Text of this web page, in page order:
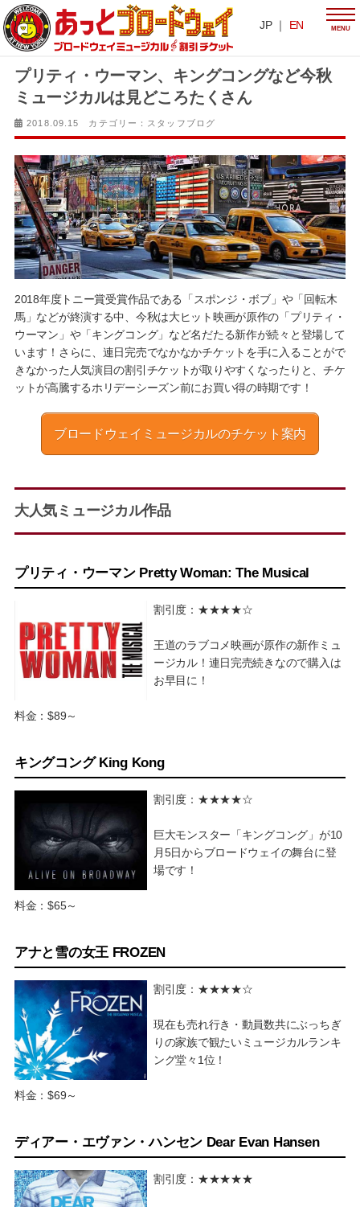
JP ｜ EN MENU
プリティ・ウーマン、キングコングなど今秋
ミュージカルは見どころたくさん
2018.09.15 カテゴリー： スタッフブログ
2018年度トニー賞受賞作品である「スポンジ・ボブ」や「回転木
馬」などが終演する中、今秋は大ヒット映画が原作の「プリティ・
ウーマン」や「キングコング」など名だたる新作が続々と登場して
います！さらに、連日完売でなかなかチケットを手に入ることがで
きなかった人気演目の割引チケットが取りやすくなったりと、チケ
ットが高騰するホリデーシーズン前にお買い得の時期です！
ブロードウェイミュージカルのチケット案内
大人気ミュージカル作品
プリティ・ウーマン Pretty Woman: The Musical
割引度：★★★★☆
王道のラブコメ映画が原作の新作ミュ
ージカル！連日完売続きなので購入は
お早目に！
料金：$89～
キングコング King Kong
割引度：★★★★☆
巨大モンスター「キングコング」が10
月5日からブロードウェイの舞台に登
場です！
料金：$65～
アナと雪の女王 FROZEN
割引度：★★★★☆
現在も売れ行き・動員数共にぶっちぎ
りの家族で観たいミュージカルランキ
ング堂々1位！
料金：$69～
ディアー・エヴァン・ハンセン Dear Evan Hansen
割引度：★★★★★